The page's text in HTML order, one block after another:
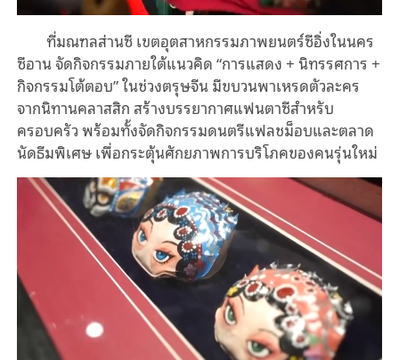
ที่มณฑลส่านซี เขตอุตสาหกรรมภาพยนตร์ซีอิ่งในนคร
ซีอาน จัดกิจกรรมภายใต้แนวคิด “การแสดง + นิทรรศการ +
กิจกรรมโต้ตอบ” ในช่วงตรุษจีน มีขบวนพาเหรดตัวละคร
จากนิทานคลาสสิก สร้างบรรยากาศแฟนตาซีสำหรับ
ครอบครัว พร้อมทั้งจัดกิจกรรมดนตรีแฟลชม็อบและตลาด
นัดธีมพิเศษ เพื่อกระตุ้นศักยภาพการบริโภคของคนรุ่นใหม่